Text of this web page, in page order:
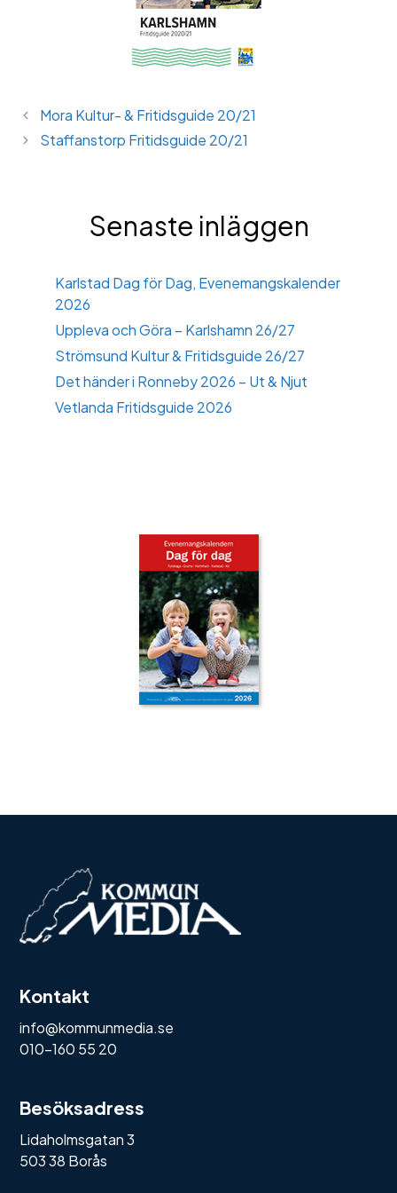
Mora Kultur- & Fritidsguide 20/21
Staffanstorp Fritidsguide 20/21
Senaste inläggen
Karlstad Dag för Dag, Evenemangskalender
2026
Uppleva och Göra – Karlshamn 26/27
Strömsund Kultur & Fritidsguide 26/27
Det händer i Ronneby 2026 – Ut & Njut
Vetlanda Fritidsguide 2026
Kontakt
info@kommunmedia.se
010-160 55 20
Besöksadress
Lidaholmsgatan 3
503 38 Borås